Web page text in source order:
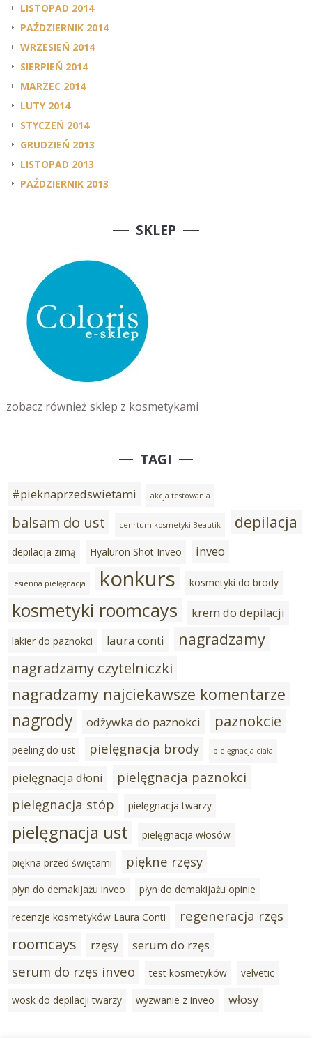
LISTOPAD 2014
PAŹDZIERNIK 2014
WRZESIEŃ 2014
SIERPIEŃ 2014
MARZEC 2014
LUTY 2014
STYCZEŃ 2014
GRUDZIEŃ 2013
LISTOPAD 2013
PAŹDZIERNIK 2013
SKLEP
zobacz również sklep z kosmetykami
TAGI
#pieknaprzedswietami akcja testowania
balsam do ust cenrtum kosmetyki Beautik depilacja
depilacja zimą Hyaluron Shot Inveo inveo
jesienna pielęgnacja konkurs kosmetyki do brody
kosmetyki roomcays krem do depilacji
lakier do paznokci laura conti nagradzamy
nagradzamy czytelniczki
nagradzamy najciekawsze komentarze
nagrody odżywka do paznokci paznokcie
peeling do ust pielęgnacja brody pielęgnacja ciała
pielęgnacja dłoni
pielęgnacja paznokci
pielęgnacja stóp
pielęgnacja twarzy
pielęgnacja ust pielęgnacja włosów
piękna przed świętami piękne rzęsy
płyn do demakijażu inveo płyn do demakijażu opinie
recenzje kosmetyków Laura Conti regeneracja rzęs
roomcays rzęsy serum do rzęs
serum do rzęs inveo test kosmetyków velvetic
wosk do depilacji twarzy wyzwanie z inveo włosy
oraz promocjami!